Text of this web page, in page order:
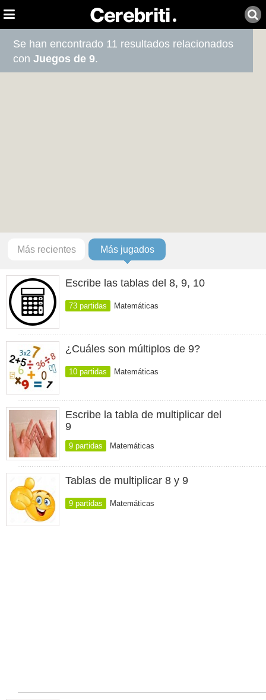
Se han encontrado 11 resultados relacionados
conJuegos de 9.
Más recientes Más jugados
Escribe las tablas del 8, 9, 10
73 partidas Matemáticas
¿Cuáles son múltiplos de 9?
10 partidas Matemáticas
Escribe la tabla de multiplicar del
9
9 partidas Matemáticas
Tablas de multiplicar 8 y 9
9 partidas Matemáticas